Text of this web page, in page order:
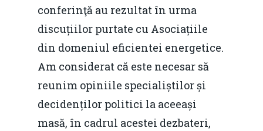
conferinţă au rezultat în urma
discuțiilor purtate cu Asociațiile
din domeniul eficientei energetice.
Am considerat că este necesar să
reunim opiniile specialiștilor și
decidenților politici la aceeași
masă, în cadrul acestei dezbateri,